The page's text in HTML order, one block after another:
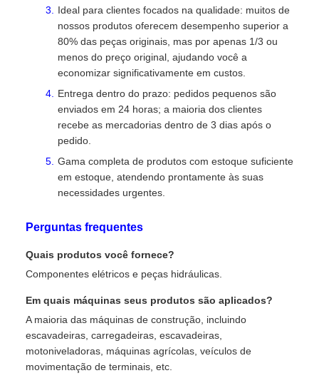
Ideal para clientes focados na qualidade: muitos de
nossos produtos oferecem desempenho superior a
80% das peças originais, mas por apenas 1/3 ou
menos do preço original, ajudando você a
economizar significativamente em custos.
Entrega dentro do prazo: pedidos pequenos são
enviados em 24 horas; a maioria dos clientes
recebe as mercadorias dentro de 3 dias após o
pedido.
Gama completa de produtos com estoque suficiente
em estoque, atendendo prontamente às suas
necessidades urgentes.
Perguntas frequentes
Quais produtos você fornece?
Componentes elétricos e peças hidráulicas.
Em quais máquinas seus produtos são aplicados?
A maioria das máquinas de construção, incluindo
escavadeiras, carregadeiras, escavadeiras,
motoniveladoras, máquinas agrícolas, veículos de
movimentação de terminais, etc.